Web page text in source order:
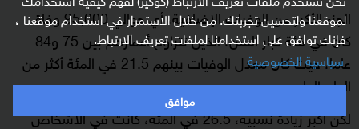
لموقعنا ولتحسين تجربتك. من خلال الاستمرار في استخدام موقعنا ،
فإنك توافق على استخدامنا لملفات تعريف الارتباط.
سياسية الخصوصية
موافق
الجزء الأكبر من الوفيات الإضافية، أي حوالي 95,000 وفاة،
كان في فئة كبار السن، الذين تتراوح أعمارهم بين 75 و84
عاما، حيث كان معدل الوفيات بينهم 21.5 في المئة أكثر من
العام العادي.
لكن أكبر زيادة نسبية، 26.5 في المئة، كانت في الأشخاص